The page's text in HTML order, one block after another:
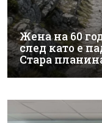
Жена на 60
след като е
Стара